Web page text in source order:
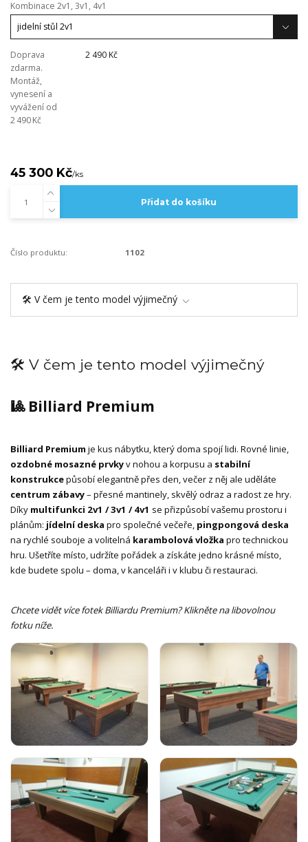
Kombinace 2v1, 3v1, 4v1
Doprava
zdarma.
Montáž,
vynesení a
vyvážení od
2 490 Kč
2 490 Kč
45 300 Kč/ks
Přidat do košíku
Číslo produktu: 1102
🛠️ V čem je tento model výjimečný
🛠️ V čem je tento model výjimečný
🎱 Billiard Premium
Billiard Premium je kus nábytku, který doma spojí lidi. Rovné linie,
ozdobné mosazné prvkyv nohou a korpusu a stabilní
konstrukcepůsobí elegantně přes den, večer z něj ale uděláte
centrum zábavy– přesné mantinely, skvělý odraz a radost ze hry.
Díky multifunkci 2v1 / 3v1 / 4v1 se přizpůsobí vašemu prostoru i
plánům: jídelní deska pro společné večeře, pingpongová deska
na rychlé souboje a volitelná karambolová vložka pro technickou
hru. Ušetříte místo, udržíte pořádek a získáte jedno krásné místo,
kde budete spolu – doma, v kanceláři i v klubu či restauraci.
Chcete vidět více fotek Billiardu Premium? Klikněte na libovolnou
fotku níže.